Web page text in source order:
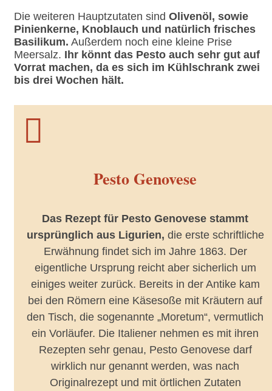
Die weiteren Hauptzutaten sind Olivenöl, sowie
Pinienkerne, Knoblauch und natürlich frisches
Basilikum. Außerdem noch eine kleine Prise
Meersalz. Ihr könnt das Pesto auch sehr gut auf
Vorrat machen, da es sich im Kühlschrank zwei
bis drei Wochen hält.

Pesto Genovese
Das Rezept für Pesto Genovese stammt
ursprünglich aus Ligurien, die erste schriftliche
Erwähnung findet sich im Jahre 1863. Der
eigentliche Ursprung reicht aber sicherlich um
einiges weiter zurück. Bereits in der Antike kam
bei den Römern eine Käsesoße mit Kräutern auf
den Tisch, die sogenannte „Moretum“, vermutlich
ein Vorläufer. Die Italiener nehmen es mit ihren
Rezepten sehr genau, Pesto Genovese darf
wirklich nur genannt werden, was nach
Originalrezept und mit örtlichen Zutaten